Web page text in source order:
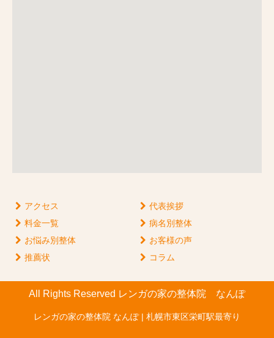
アクセス
代表挨拶
料金一覧
病名別整体
お悩み別整体
お客様の声
推薦状
コラム
All Rights Reserved レンガの家の整体院 なんぽ
レンガの家の整体院 なんぽ | 札幌市東区栄町駅最寄り